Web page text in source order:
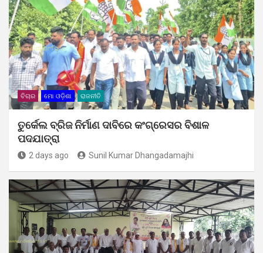
ବିଚାର ମୋ ଓଡ଼ିଶା ରାଜନୀତି
ତୁର୍କେଲ ବ୍ରିଜ ନିର୍ମାଣ ଦାବିରେ କଂଗ୍ରେସର ବିଶାଳ
ପଦଯାତ୍ରା
2 days ago Sunil Kumar Dhangadamajhi